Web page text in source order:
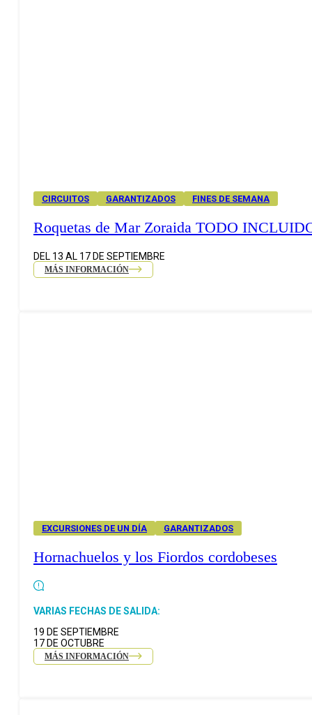
CIRCUITOS GARANTIZADOS FINES DE SEMANA
Roquetas de Mar Zoraida TODO
DEL 13 AL 17 DE SEPTIEMBRE
MÁS INFORMACIÓN
EXCURSIONES DE UN DÍA GARANTIZADOS
Hornachuelos y los Fiordos cordobeses
VARIAS FECHAS DE SALIDA:
19 DE SEPTIEMBRE
17 DE OCTUBRE
MÁS INFORMACIÓN